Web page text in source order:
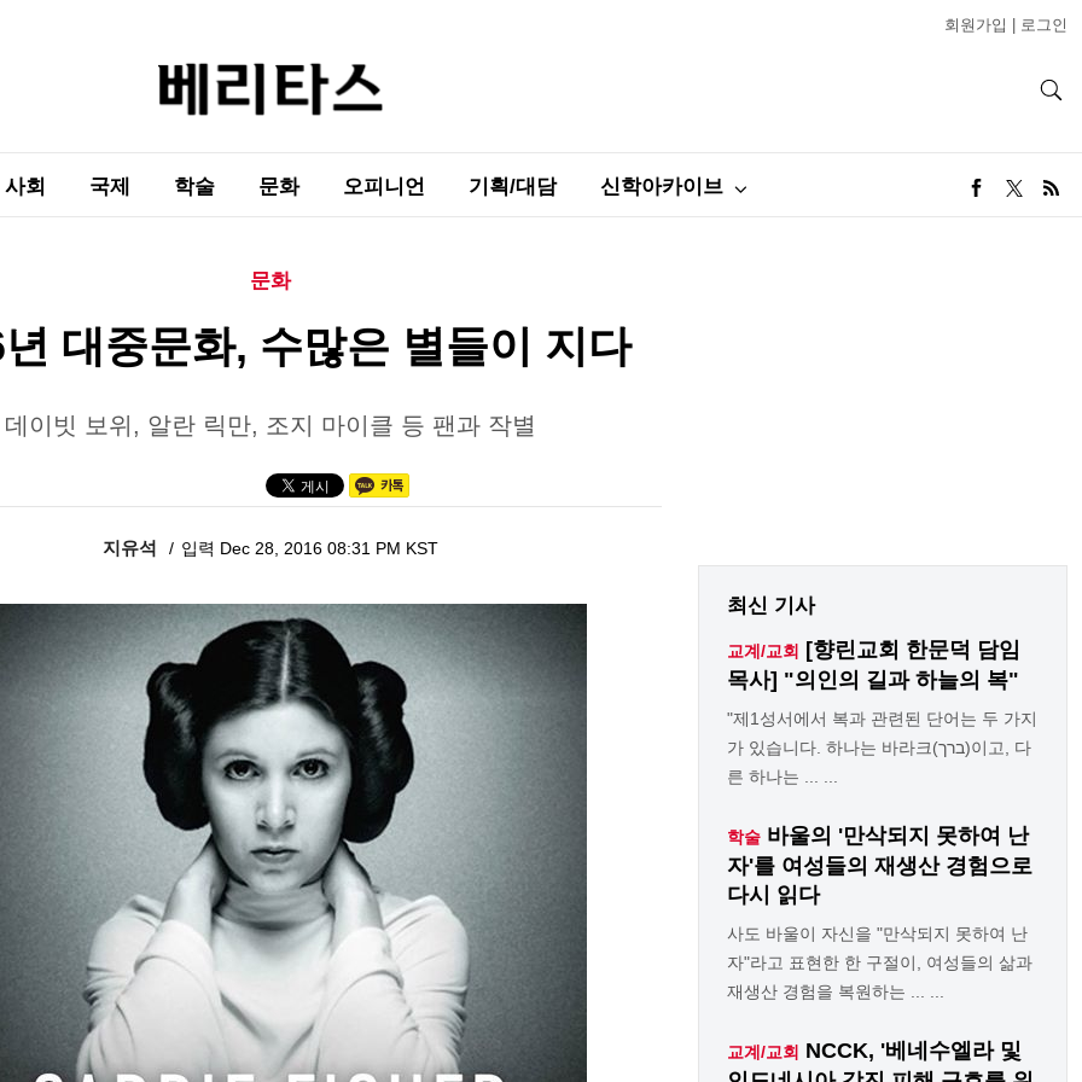
회원가입 로그인
사회 국제 학술 문화 오피니언 기획/대담 신학아카이브
문화
대중문화, 수많은 별들이 지다
데이빗 보위, 알란 릭만, 조지 마이클 등 팬과 작별
지유석 입력 Dec 28, 2016 08:31 PM KST
최신 기사
교계/교회
[향린교회 한문덕 담임
목사] "의인의 길과 하늘의 복"
"제1성서에서 복과 관련된 단어는 두 가지
가 있습니다. 하나는 바라크(ברך)이고, 다
른 하나는 ... ...
학술 바울의 '만삭되지 못하여 난
자'를 여성들의 재생산 경험으로
다시 읽다
사도 바울이 자신을 "만삭되지 못하여 난
자"라고 표현한 한 구절이, 여성들의 삶과
재생산 경험을 복원하는 ... ...
교계/교회 NCCK, '베네수엘라 및